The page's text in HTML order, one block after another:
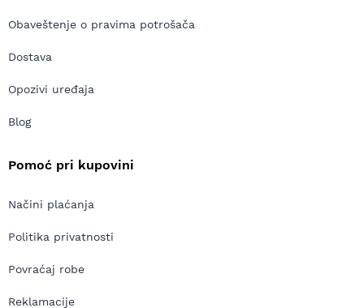
Obaveštenje o pravima potrošača
Dostava
Opozivi uređaja
Blog
Pomoć pri kupovini
Načini plaćanja
Politika privatnosti
Povraćaj robe
Reklamacije